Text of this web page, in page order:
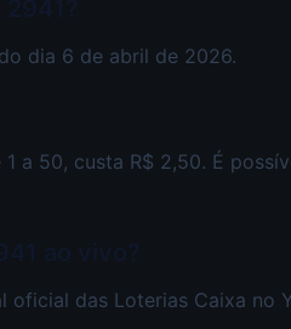
dia 6 de abril de 2026.
a 50, custa R$ 2,50. É
das Loterias Caixa no